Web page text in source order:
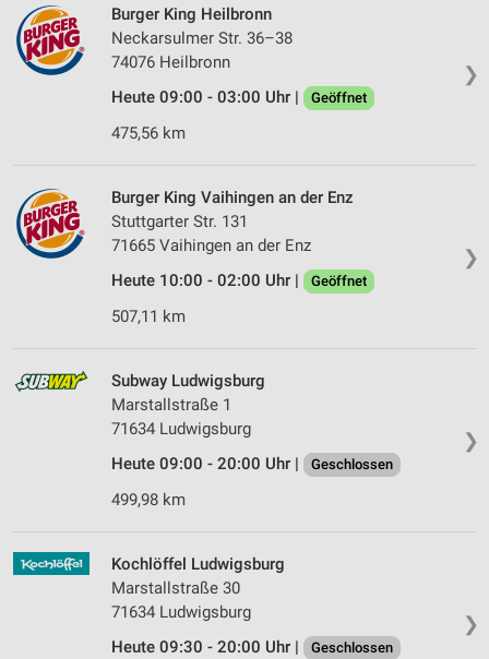
❯
Burger King Heilbronn
Neckarsulmer Str. 36–38
74076 Heilbronn
Heute 09:00 - 03:00 Uhr |
Geöffnet
475,56 km
❯
Burger King Vaihingen an der Enz
Stuttgarter Str. 131
71665 Vaihingen an der Enz
Heute 10:00 - 02:00 Uhr |
Geöffnet
507,11 km
❯
Subway Ludwigsburg
Marstallstraße 1
71634 Ludwigsburg
Heute 09:00 - 20:00 Uhr |
Geschlossen
499,98 km
❯
Kochlöffel Ludwigsburg
Marstallstraße 30
71634 Ludwigsburg
Heute 09:30 - 20:00 Uhr |
Geschlossen